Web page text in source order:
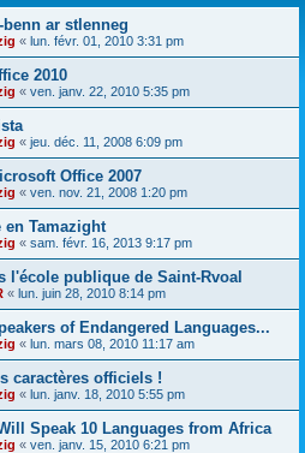
r
ar stlenneg
« lun. févr. 01, 2010 3:31 pm
2010
« ven. janv. 22, 2010 5:35 pm
« jeu. déc. 11, 2008 6:09 pm
Office 2007
« ven. nov. 21, 2008 1:20 pm
Tamazight
« sam. févr. 16, 2013 9:17 pm
l'école publique de Saint-Rvoal
« lun. juin 28, 2010 8:14 pm
of Endangered Languages...
« lun. mars 08, 2010 11:17 am
caractères officiels !
« lun. janv. 18, 2010 5:55 pm
Speak 10 Languages from Africa
« ven. janv. 15, 2010 6:21 pm